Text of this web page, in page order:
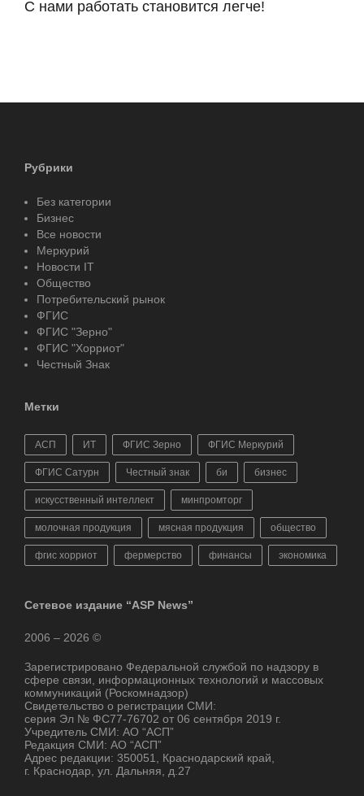
С нами работать становится легче!
Рубрики
Без категории
Бизнес
Все новости
Меркурий
Новости IT
Общество
Потребительский рынок
ФГИС
ФГИС "Зерно"
ФГИС "Хорриот"
Честный Знак
Метки
АСП ИТ ФГИС Зерно ФГИС Меркурий
ФГИС Сатурн Честный знак би бизнес
искусственный интеллект минпромторг
молочная продукция мясная продукция общество
фгис хорриот фермерство финансы экономика
Сетевое издание “ASP News”
2006 – 2026 ©
Зарегистрировано Федеральной службой по надзору в
сфере связи, информационных технологий и массовых
коммуникаций (Роскомнадзор)
Свидетельство о регистрации СМИ:
серия Эл № ФС77-76702 от 06 сентября 2019 г.
Учредитель СМИ: АО “АСП”
Редакция СМИ: АО “АСП”
Адрес редакции: 350051, Краснодарский край,
г. Краснодар, ул. Дальняя, д.27